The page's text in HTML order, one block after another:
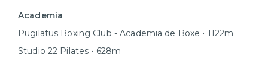
Academia
Pugilatus Boxing Club - Academia de Boxe • 1122m
Studio 22 Pilates • 628m